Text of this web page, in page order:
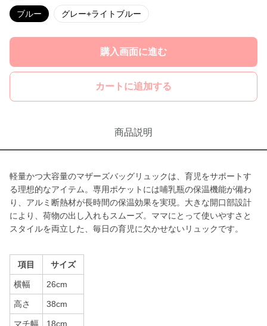
ブルー グレー+ライトブルー
購入画面に進む
カートに追加する
商品説明
軽量かつ大容量のマザーズバッグリュックは、育児をサポートす
る理想的なアイテム。専用ポケットには哺乳瓶の保温機能が備わ
り、アルミ断熱材が長時間の保温効果を実現。大きな開口部設計
により、荷物の出し入れもスムーズ。ママにとって使いやすさと
スタイルを両立した、毎日の育児に欠かせないリュックです。
項目 サイズ
横幅 26cm
高さ 38cm
マチ幅 18cm